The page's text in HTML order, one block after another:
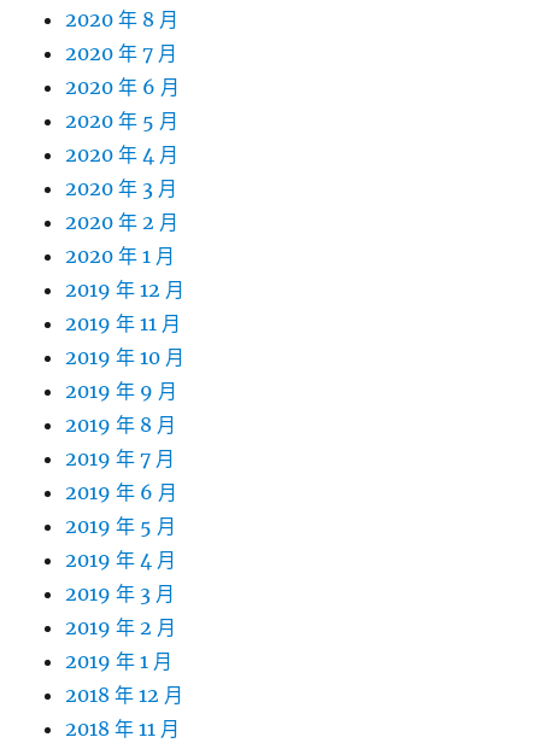
2020 年 8 月
2020 年 7 月
2020 年 6 月
2020 年 5 月
2020 年 4 月
2020 年 3 月
2020 年 2 月
2020 年 1 月
2019 年 12 月
2019 年 11 月
2019 年 10 月
2019 年 9 月
2019 年 8 月
2019 年 7 月
2019 年 6 月
2019 年 5 月
2019 年 4 月
2019 年 3 月
2019 年 2 月
2019 年 1 月
2018 年 12 月
2018 年 11 月